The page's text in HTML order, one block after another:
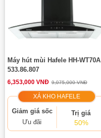
Máy hút mùi Hafele HH-WT70A
533.86.807
6,353,000 VNĐ 9,075,000 VNĐ
XẢ KHO HAFELE
Giảm giá sốc
Ưu đãi
Trị giá
50%